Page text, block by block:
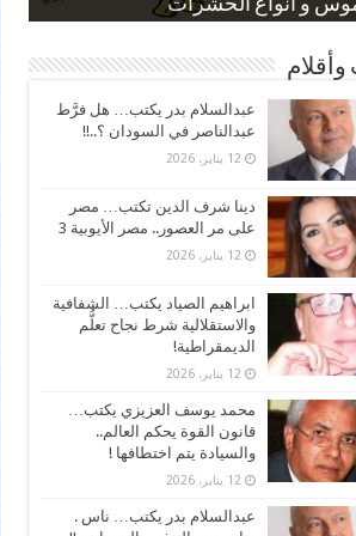
و أنواع الحشرات
بعد ارتفاع الأسعار
نسبة الطلاق في مصر
كاركاتيرية
كاركاتيرية
وأقلام
عبدالسلام بدر يكتب… هل فرَّط
عبدالناصر في السودان ؟..!!
12 يناير، 2026
دينا شرف الدين تكتب… مصر
على مر العصور.. مصر الأيوبية 3
12 يناير، 2026
ابراهيم الصياد يكتب… الشفافية
والاستقلالية شرط نجاح تعلُّم
الديمقراطية!
12 يناير، 2026
محمد يوسف العزيزي يكتب…
قانون القوة يحكم العالم..
والسيادة يتم اختطافها !
12 يناير، 2026
عبدالسلام بدر يكتب… ناس .